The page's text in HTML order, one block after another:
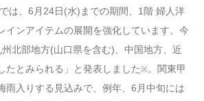
は、6月24日(水)までの期間、1階 婦人洋
インアイテムの展開を強化しています。今
北部地方(山口県を含む)、中国地方、近
たとみられる」と発表しました※。関東甲
雨入りする見込みで、例年、6月中旬には